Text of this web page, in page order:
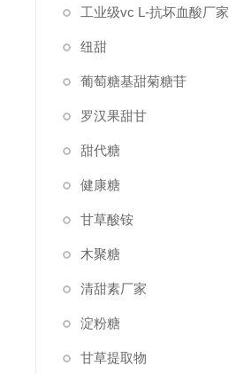
工业级vc L-抗坏血酸厂家
纽甜
葡萄糖基甜菊糖苷
罗汉果甜甘
甜代糖
健康糖
甘草酸铵
木聚糖
清甜素厂家
淀粉糖
甘草提取物